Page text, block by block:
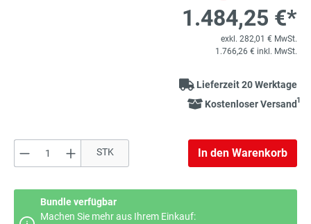
1.484,25 €*
exkl. 282,01 € MwSt.
1.766,26 € inkl. MwSt.
Lieferzeit 20 Werktage
Kostenloser Versand1
Produkt Anzahl: Gib den gewünschten
STK In den Warenkorb
Bundle verfügbar
Machen Sie mehr aus Ihrem Einkauf: